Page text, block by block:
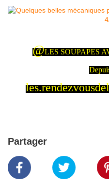
@LES SOUPAPES
Partager